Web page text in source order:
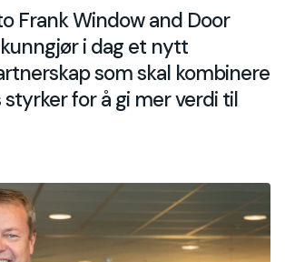
Frank Window and Door
i dag et nytt
som skal kombinere
for å gi mer verdi til